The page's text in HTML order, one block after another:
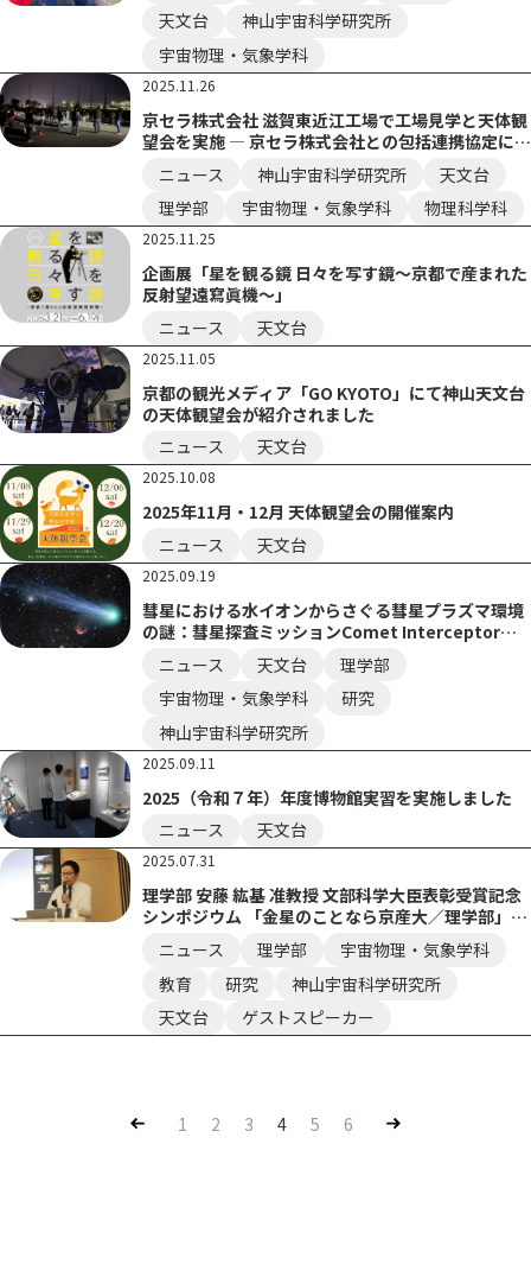
天文台
神山宇宙科学研究所
宇宙物理・気象学科
2025.11.26
京セラ株式会社 滋賀東近江工場で工場見学と天体観
望会を実施 ― 京セラ株式会社との包括連携協定に基
づく取り組み ―
ニュース 神山宇宙科学研究所
天文台
理学部
宇宙物理・気象学科 物理科学科
2025.11.25
企画展「星を観る鏡 日々を写す鏡～京都で産まれた
反射望遠寫眞機～」
ニュース
天文台
2025.11.05
京都の観光メディア「GO KYOTO」にて神山天文台
の天体観望会が紹介されました
ニュース
天文台
2025.10.08
2025年11月・12月 天体観望会の開催案内
ニュース
天文台
2025.09.19
彗星における水イオンからさぐる彗星プラズマ環境
の謎：彗星探査ミッションComet Interceptorに
ニュース 天文台
理学部
宇宙物理・気象学科
研究
神山宇宙科学研究所
2025.09.11
2025（令和７年）年度博物館実習を実施しました
ニュース
天文台
2025.07.31
理学部 安藤 紘基 准教授 文部科学大臣表彰受賞記念
シンポジウム 「金星のことなら京産大／理学部」を
ニュース 理学部
宇宙物理・気象学科
教育
研究
神山宇宙科学研究所
天文台
ゲストスピーカー
Pre 1 2 3 4 5 6 Nex